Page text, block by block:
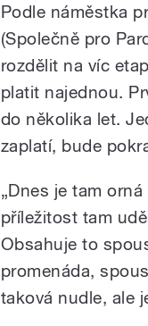
Podle náměstka
(Společně pro
rozdělit na víc
platit najednou.
do několika let.
zaplatí, bude
„Dnes je tam
příležitost tam
Obsahuje to
promenáda,
taková nudle, ale